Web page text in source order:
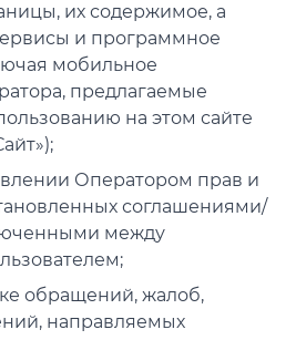
их содержимое, а
и программное
мобильное
предлагаемые
на этом сайте
Оператором прав и
соглашениями/
между
обращений, жалоб,
направляемых